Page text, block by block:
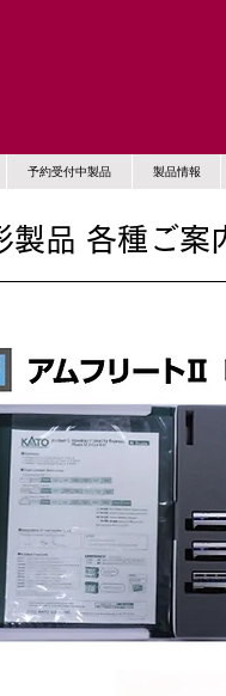
予約受付中製品 製品情報
製品 各種ご